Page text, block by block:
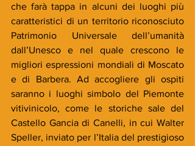
che farà tappa in alcuni dei luoghi più
caratteristici di un territorio riconosciuto
Patrimonio Universale dell’umanità
dall’Unesco e nel quale crescono le
migliori espressioni mondiali di Moscato
e di Barbera. Ad accogliere gli ospiti
saranno i luoghi simbolo del Piemonte
vitivinicolo, come le storiche sale del
Castello Gancia di Canelli, in cui Walter
Speller, inviato per l’Italia del prestigioso